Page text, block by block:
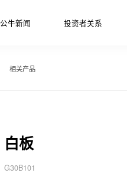
公牛新闻 投资者关系
相关产品
白板
G30B101